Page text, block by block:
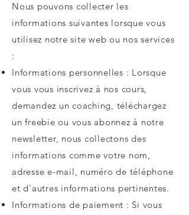
Nous pouvons collecter les
informations suivantes lorsque vous
utilisez notre site web ou nos services
:
Informations personnelles : Lorsque
vous vous inscrivez à nos cours,
demandez un coaching, téléchargez
un freebie ou vous abonnez à notre
newsletter, nous collectons des
informations comme votre nom,
adresse e-mail, numéro de téléphone
et d'autres informations pertinentes.
Informations de paiement : Si vous